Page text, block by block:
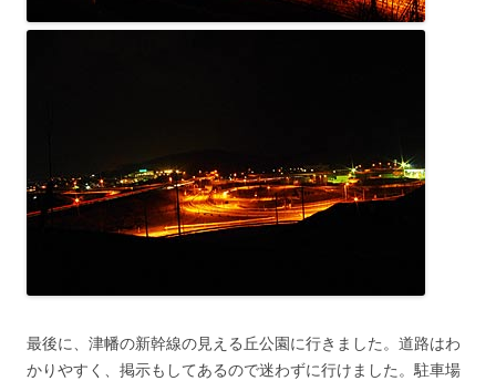
最後に、津幡の新幹線の見える丘公園に行きました。道路はわ
かりやすく、掲示もしてあるので迷わずに行けました。駐車場